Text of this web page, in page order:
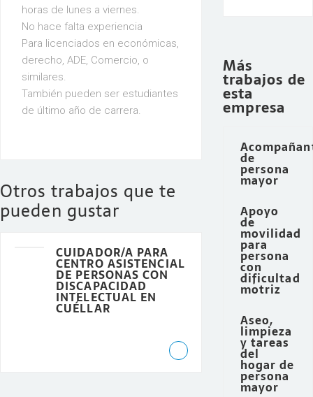
horas de lunes a viernes.
No hace falta experiencia
Para licenciados en económicas,
derecho, ADE, Comercio, o
similares.
También pueden ser estudiantes
de último año de carrera.
Otros trabajos que te
pueden gustar
CUIDADOR/A PARA
CENTRO ASISTENCIAL
DE PERSONAS CON
DISCAPACIDAD
INTELECTUAL EN
CUÉLLAR
Más
trabajos de
esta
empresa
de
persona
mayor
Apoyo
de
movilidad
para
persona
con
dificultad
motriz
Aseo,
limpieza
y tareas
del
hogar de
persona
mayor